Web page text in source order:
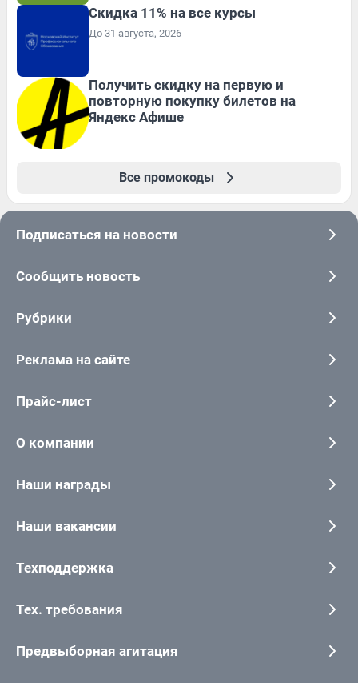
Скидка 11% на все курсы
До 31 августа, 2026
Получить скидку на первую и
повторную покупку билетов на
Яндекс Афише
Все промокоды
Подписаться на новости
Сообщить новость
Рубрики
Реклама на сайте
Прайс-лист
О компании
Наши награды
Наши вакансии
Техподдержка
Тех. требования
Предвыборная агитация